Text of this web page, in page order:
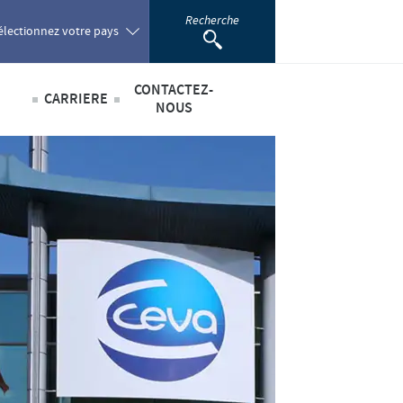
votre pays
Romania
Recherche
CARRIERE
CONTACTEZ-
NOUS